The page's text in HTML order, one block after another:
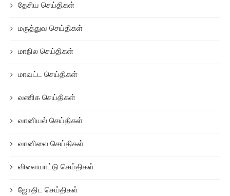
தேசிய செய்திகள்
மருத்துவ செய்திகள்
மாநில செய்திகள்
மாவட்ட செய்திகள்
வணிக செய்திகள்
வானியல் செய்திகள்
வானிலை செய்திகள்
விளையாட்டு செய்திகள்
ஜோதிட செய்திகள்